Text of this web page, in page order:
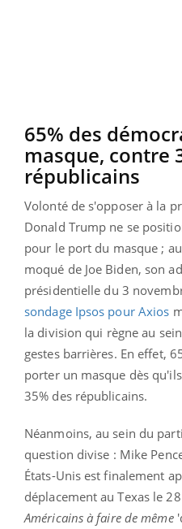
65% des
masque, contre
républicains
Volonté de s'opposer à la
Donald Trump ne se
pour le port du masque ;
moqué de Joe Biden, son
présidentielle du 3
sondage Ipsos pour Axios
la division qui règne au
gestes barrières. En effet,
porter un masque dès
35% des républicains.
Néanmoins, au sein du
question divise : Mike
États-Unis est finalement
déplacement au Texas le
Américains à faire de même